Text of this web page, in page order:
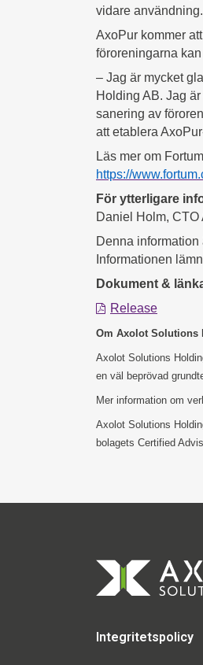
vidare användning.
AxoPur kommer
föroreningarna
– Jag är mycket
Holding AB. Jag
sanering av
att etablera
Läs mer om
https://
För ytterligare
Daniel Holm,
Denna
Informationen
Dokument &
Release
Om Axolot Solutions
Axolot Solutions
en väl beprövad
Mer information om
Axolot Solutions
bolagets Certified
Integritetspolicy